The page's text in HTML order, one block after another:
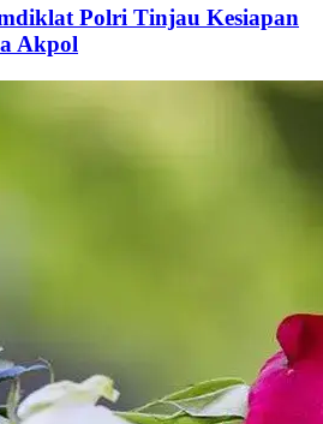
Polri Tinjau Kesiapan
Akpol